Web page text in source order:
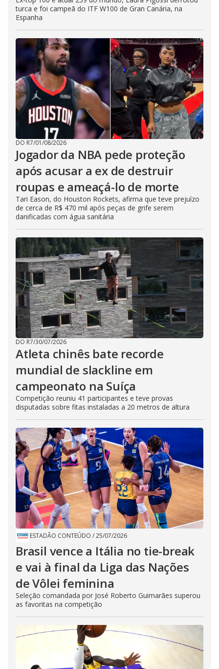
turca e foi campeã do ITF W100 de Gran Canária, na
Espanha
DO R7/01/08/2026
Jogador da NBA pede proteção
após acusar a ex de destruir
roupas e ameaçá-lo de morte
Tari Eason, do Houston Rockets, afirma que teve prejuízo
de cerca de R$ 470 mil após peças de grife serem
danificadas com água sanitária
DO R7/30/07/2026
Atleta chinês bate recorde
mundial de slackline em
campeonato na Suíça
Competição reuniu 41 participantes e teve provas
disputadas sobre fitas instaladas a 20 metros de altura
ESTADÃO CONTEÚDO /25/07/2026
Brasil vence a Itália no tie-break
e vai à final da Liga das Nações
de Vôlei feminina
Seleção comandada por José Roberto Guimarães superou
as favoritas na competição